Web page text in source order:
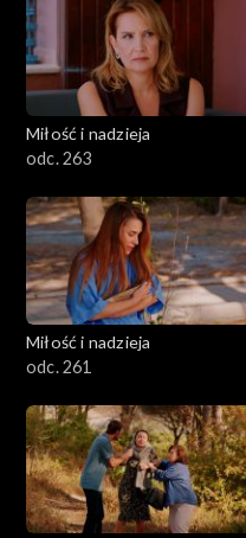
Miłość i nadzieja
odc. 263
Miłość i nadzieja
odc. 261